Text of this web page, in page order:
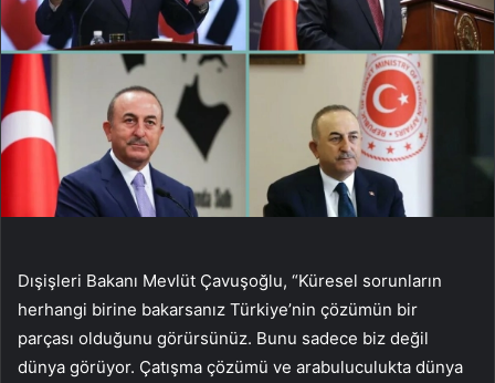
Dışişleri Bakanı Mevlüt Çavuşoğlu, “Küresel sorunların
herhangi birine bakarsanız Türkiye’nin çözümün bir
parçası olduğunu görürsünüz. Bunu sadece biz değil
dünya görüyor. Çatışma çözümü ve arabuluculukta dünya